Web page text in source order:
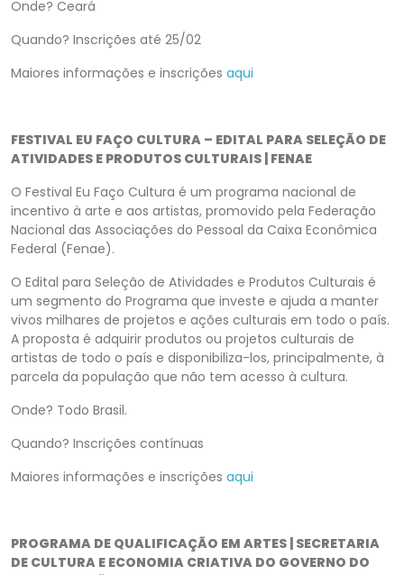
Onde? Ceará
Quando? Inscrições até 25/02
Maiores informações e inscrições aqui
FESTIVAL EU FAÇO CULTURA – EDITAL PARA SELEÇÃO DE
ATIVIDADES E PRODUTOS CULTURAIS | FENAE
O Festival Eu Faço Cultura é um programa nacional de
incentivo à arte e aos artistas, promovido pela Federação
Nacional das Associações do Pessoal da Caixa Econômica
Federal (Fenae).
O Edital para Seleção de Atividades e Produtos Culturais é
um segmento do Programa que investe e ajuda a manter
vivos milhares de projetos e ações culturais em todo o país.
A proposta é adquirir produtos ou projetos culturais de
artistas de todo o país e disponibiliza-los, principalmente, à
parcela da população que não tem acesso à cultura.
Onde? Todo Brasil.
Quando? Inscrições contínuas
Maiores informações e inscrições aqui
PROGRAMA DE QUALIFICAÇÃO EM ARTES | SECRETARIA
DE CULTURA E ECONOMIA CRIATIVA DO GOVERNO DO